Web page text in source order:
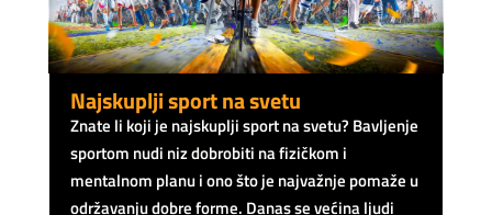
Najskuplji sport na svetu
Znate li koji je najskuplji sport na svetu? Bavljenje
sportom nudi niz dobrobiti na fizičkom i
mentalnom planu i ono što je najvažnje pomaže u
održavanju dobre forme. Danas se većina ljudi